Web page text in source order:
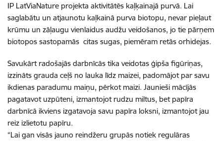
IP LatViaNature projekta aktivitātēs kaļķainajā purvā. Lai
saglabātu un atjaunotu kaļkainā purva biotopu, nevar pieļaut
krūmu un zāļaugu vienlaidus audžu veidošanos, jo tie pārņem
biotopos sastopamās citas sugas, piemēram retās orhidejas.
Savukārt radošajās darbnīcās tika veidotas ģipša figūriņas,
izzināts grauda ceļš no lauka līdz maizei, padomājot par savu
ikdienas paradumu maiņu, pērkot maizi. Jaunieši mācījās
pagatavot uzpūteni, izmantojot rudzu miltus, bet papīra
darbnīcā ikviens izgatavoja savu papīra loksni, izmantojot jau
reiz izlietotu papīru.
“Lai gan visās jauno reindžeru grupās notiek regulāras